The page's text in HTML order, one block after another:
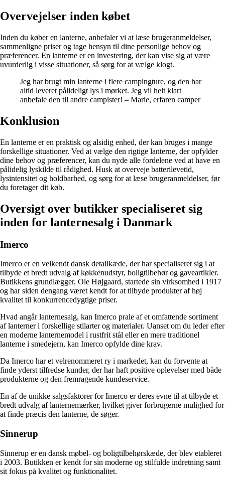
Overvejelser inden købet
Inden du køber en lanterne, anbefaler vi at læse brugeranmeldelser,
sammenligne priser og tage hensyn til dine personlige behov og
præferencer. En lanterne er en investering, der kan vise sig at være
uvurderlig i visse situationer, så sørg for at vælge klogt.
Jeg har brugt min lanterne i flere campingture, og den har
altid leveret pålideligt lys i mørket. Jeg vil helt klart
anbefale den til andre campister! – Marie, erfaren camper
Konklusion
En lanterne er en praktisk og alsidig enhed, der kan bruges i mange
forskellige situationer. Ved at vælge den rigtige lanterne, der opfylder
dine behov og præferencer, kan du nyde alle fordelene ved at have en
pålidelig lyskilde til rådighed. Husk at overveje batterilevetid,
lysintensitet og holdbarhed, og sørg for at læse brugeranmeldelser, før
du foretager dit køb.
Oversigt over butikker specialiseret sig
inden for lanternesalg i Danmark
Imerco
Imerco er en velkendt dansk detailkæde, der har specialiseret sig i at
tilbyde et bredt udvalg af køkkenudstyr, boligtilbehør og gaveartikler.
Butikkens grundlægger, Ole Højgaard, startede sin virksomhed i 1917
og har siden dengang været kendt for at tilbyde produkter af høj
kvalitet til konkurrencedygtige priser.
Hvad angår lanternesalg, kan Imerco prale af et omfattende sortiment
af lanterner i forskellige stilarter og materialer. Uanset om du leder efter
en moderne lanternemodel i rustfrit stål eller en mere traditionel
lanterne i smedejern, kan Imerco opfylde dine krav.
Da Imerco har et velrenommeret ry i markedet, kan du forvente at
finde yderst tilfredse kunder, der har haft positive oplevelser med både
produkterne og den fremragende kundeservice.
En af de unikke salgsfaktorer for Imerco er deres evne til at tilbyde et
bredt udvalg af lanternemærker, hvilket giver forbrugerne mulighed for
at finde præcis den lanterne, de søger.
Sinnerup
Sinnerup er en dansk møbel- og boligtilbehørskæde, der blev etableret
i 2003. Butikken er kendt for sin moderne og stilfulde indretning samt
sit fokus på kvalitet og funktionalitet.